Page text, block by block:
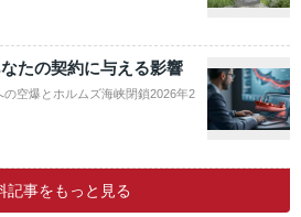
たの契約に与える影響
空爆とホルムズ海峡閉鎖2026年2
記事をもっと見る